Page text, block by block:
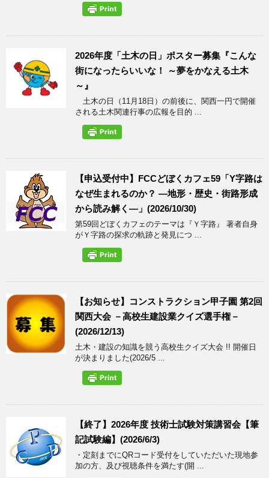
2026年度「土木の日」ポスター募集『こんな
街になったらいいな！ ～夢をかなえる土木
～』
土木の日（11月18日）の前後に、関西一円で開催
される土木関連行事の広報を目的 ...
【申込受付中】FCCどぼくカフェ59「Y字路は
なぜ生まれるのか？ ―地形・歴史・街路形成
から読み解く―」(2026/10/30)
第59回どぼくカフェのテーマは『Ｙ字路』 著者自身
がＹ字路の探求の軌跡と発見につ ...
【お知らせ】コンストラクション甲子園 第2回
関西大会 －高校生建設業クイズ選手権－
(2026/12/13)
土木・建設の知識を競う高校生クイズ大会 !! 開催日
が決まりました(2026/5 ...
【終了】2026年度 技術士試験対策講習会【筆
記試験編】(2026/6/3)
・定刻までにQRコード受付をしていただいた現地参
加の方、及び視聴条件を満たす(開 ...